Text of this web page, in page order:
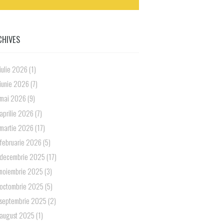
iulie 2026 (1)
iunie 2026 (7)
mai 2026 (9)
aprilie 2026 (7)
martie 2026 (17)
februarie 2026 (5)
decembrie 2025 (17)
noiembrie 2025 (3)
octombrie 2025 (5)
septembrie 2025 (2)
august 2025 (1)